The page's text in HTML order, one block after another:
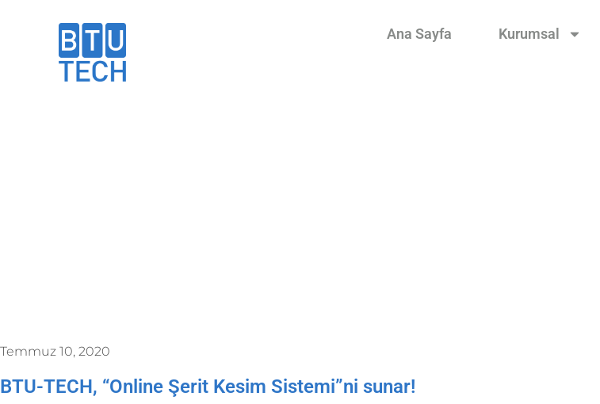
Ana Sayfa Kurumsal
Temmuz 10, 2020
BTU-TECH, “Online Şerit Kesim Sistemi”ni sunar!